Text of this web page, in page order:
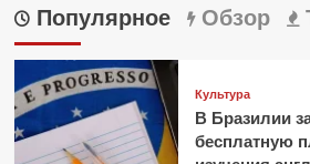
Популярное Обзор
Культура
В Бразилии
бесплатную